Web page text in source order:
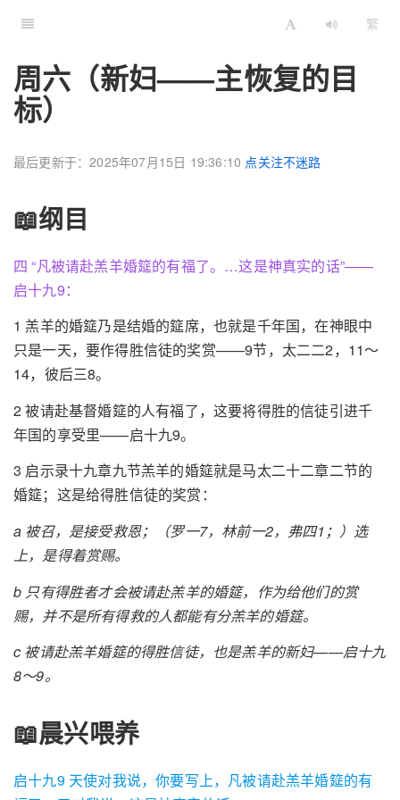
繁
周六（新妇——主恢复的目
标）
最后更新于：2025年07月15日 19:36:10 点关注不迷路
📖纲目
四 “凡被请赴羔羊婚筵的有福了。…这是神真实的话”——
启十九9：
1 羔羊的婚筵乃是结婚的筵席，也就是千年国，在神眼中
只是一天，要作得胜信徒的奖赏——9节，太二二2，11～
14，彼后三8。
2 被请赴基督婚筵的人有福了，这要将得胜的信徒引进千
年国的享受里——启十九9。
3 启示录十九章九节羔羊的婚筵就是马太二十二章二节的
婚筵；这是给得胜信徒的奖赏：
a 被召，是接受救恩；（罗一7，林前一2，弗四1；）选
上，是得着赏赐。
b 只有得胜者才会被请赴羔羊的婚筵，作为给他们的赏
赐，并不是所有得救的人都能有分羔羊的婚筵。
c 被请赴羔羊婚筵的得胜信徒，也是羔羊的新妇——启十九
8～9。
📖晨兴喂养
启十九9 天使对我说，你要写上，凡被请赴羔羊婚筵的有